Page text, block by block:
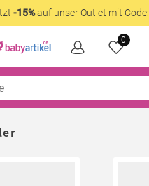
-15%auf unser Outlet mit Code:
0